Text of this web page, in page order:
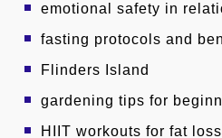
emotional safety in
fasting protocols and
Flinders Island
gardening tips for
HIIT workouts for fat loss